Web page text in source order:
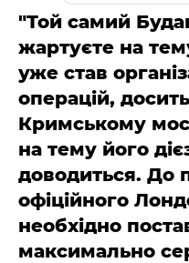
"Той самий
жартуєте на
уже став
операцій,
Кримському
на тему його
доводиться. До
офіційного
необхідно
максимально